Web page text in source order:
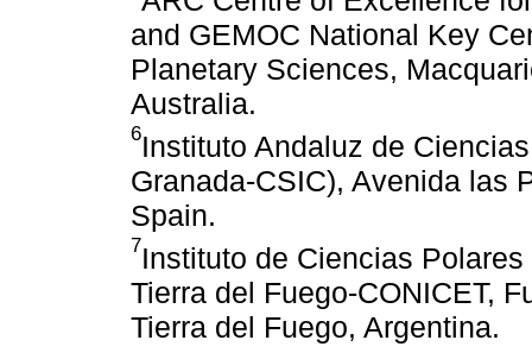
and GEMOC National Key
Planetary Sciences,
Australia.
6Instituto Andaluz de
Granada-CSIC), Avenida las
Spain.
7Instituto de Ciencias
Tierra del Fuego-CONICET,
Tierra del Fuego, Argentina.